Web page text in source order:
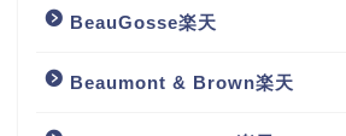
BeauGosse楽天
Beaumont & Brown楽天